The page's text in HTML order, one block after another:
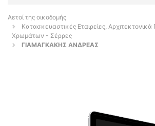
Αετοί της οικοδομής
Κατασκευαστικές Εταιρείες, Αρχιτεκτονικά
Χρωμάτων - Σέρρες
ΓΙΑΜΑΓΚΑΚΗΣ ΑΝΔΡΕΑΣ